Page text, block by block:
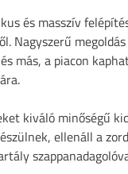
és masszív
Nagyszerű
más, a piacon
kiváló minőségű
ellenáll a